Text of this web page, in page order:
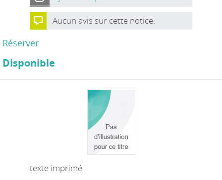
Aucun avis sur cette notice.
Réserver
Disponible
texte imprimé